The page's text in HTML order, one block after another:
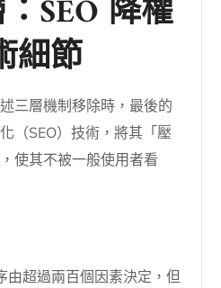
SEO 降權
細節
三層機制移除時，最後的
（SEO）技術，將其「壓
使其不被一般使用者看
由超過兩百個因素決定，但